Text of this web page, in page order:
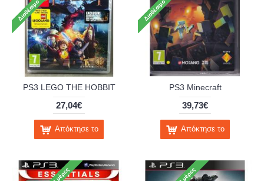
PS3 LEGO THE HOBBIT
27,04€
Απόκτησε το
PS3 Minecraft
39,73€
Απόκτησε το